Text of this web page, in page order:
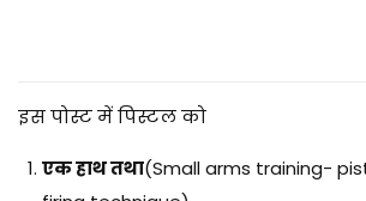
इस पोस्ट में पिस्टल को
एक हाथ तथा(Small arms training-